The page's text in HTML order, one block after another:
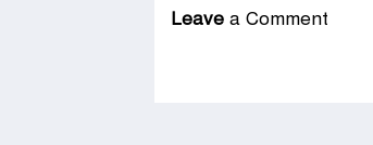
Leave a Comment